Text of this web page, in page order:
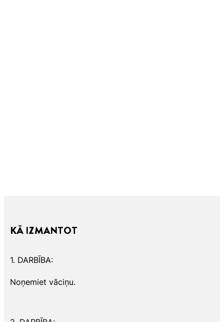
KĀ IZMANTOT
1. DARBĪBA:
Noņemiet vāciņu.